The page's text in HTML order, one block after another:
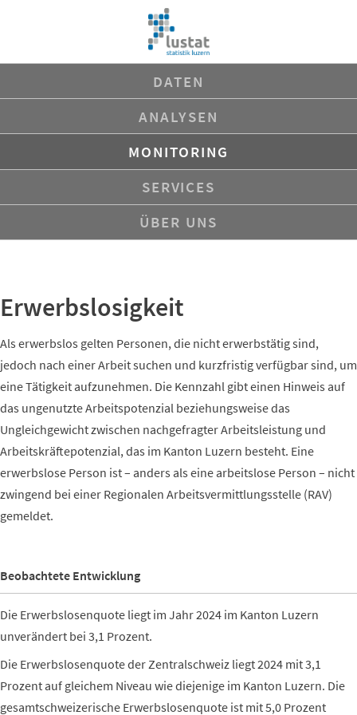
DATEN
ANALYSEN
MONITORING
SERVICES
ÜBER UNS
Erwerbslosigkeit
Als erwerbslos gelten Personen, die nicht erwerbstätig sind,
jedoch nach einer Arbeit suchen und kurzfristig verfügbar sind, um
eine Tätigkeit aufzunehmen. Die Kennzahl gibt einen Hinweis auf
das ungenutzte Arbeitspotenzial beziehungsweise das
Ungleichgewicht zwischen nachgefragter Arbeitsleistung und
Arbeitskräftepotenzial, das im Kanton Luzern besteht. Eine
erwerbslose Person ist – anders als eine arbeitslose Person – nicht
zwingend bei einer Regionalen Arbeitsvermittlungsstelle (RAV)
gemeldet.
Beobachtete Entwicklung
Die Erwerbslosenquote liegt im Jahr 2024 im Kanton Luzern
unverändert bei 3,1 Prozent.
Die Erwerbslosenquote der Zentralschweiz liegt 2024 mit 3,1
Prozent auf gleichem Niveau wie diejenige im Kanton Luzern. Die
gesamtschweizerische Erwerbslosenquote ist mit 5,0 Prozent